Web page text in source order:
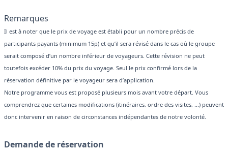
Remarques
Il est à noter que le prix de voyage est établi pour un nombre précis de
participants payants (minimum 15p) et qu’il sera révisé dans le cas où le groupe
serait composé d’un nombre inférieur de voyageurs. Cette révision ne peut
toutefois excéder 10% du prix du voyage. Seul le prix confirmé lors de la
réservation définitive par le voyageur sera d’application.
Notre programme vous est proposé plusieurs mois avant votre départ. Vous
comprendrez que certaines modifications (itinéraires, ordre des visites, ...) peuvent
donc intervenir en raison de circonstances indépendantes de notre volonté.
Demande de réservation